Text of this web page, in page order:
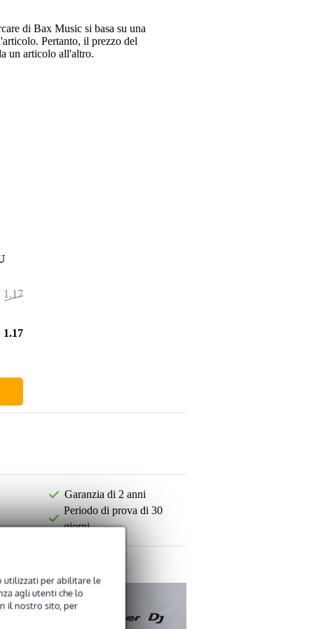
utilizzati per abilitare le
agli utenti che lo
il nostro sito, per
di Bax Music si basa su una
Pertanto, il prezzo del
un articolo all'altro.
1.178,95 €
1.178,00 €
Garanzia di 2 anni
Periodo di prova di 30
giorni